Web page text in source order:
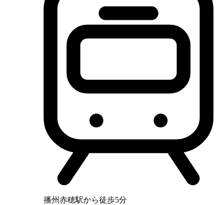
播州赤穂駅から徒歩5分